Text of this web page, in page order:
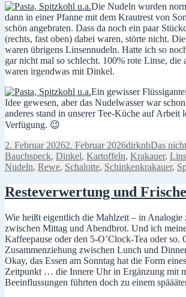
Die Nudeln wurden
dann in einer Pfanne mit dem Krautrest von
schön angebraten. Dass da noch ein paar
(rechts, fast oben) dabei waren, störte nicht.
waren übrigens Linsennudeln. Hatte ich so
gar nicht mal so schlecht. 100% rote Linse, die
waren irgendwas mit Dinkel.
Ein gewisser
Idee gewesen, aber das Nudelwasser war
anderes stand in unserer Tee-Küche auf Arbeit
Verfügung. 😉
Veröffentlicht
am
2. Februar 20262. Februar 2026Autor
dirknbDas
Bauchspeck, Dinkel, Kartoffeln, Krakauer,
Nudeln, Rewe, Schalotte, Schinkenkrakauer,
Resteverwertung und
Wie heißt eigentlich die Mahlzeit – in Analogie
zwischen Mittag und Abendbrot. Und ich
Kaffeepause oder den 5-O’Clock-Tea oder so.
Zusammenziehung zwischen Lunch und
Okay, das Essen am Sonntag hat die Form
Zeitpunkt … die Innere Uhr in Ergänzung mit
Beeinflussungen führten doch zu einem